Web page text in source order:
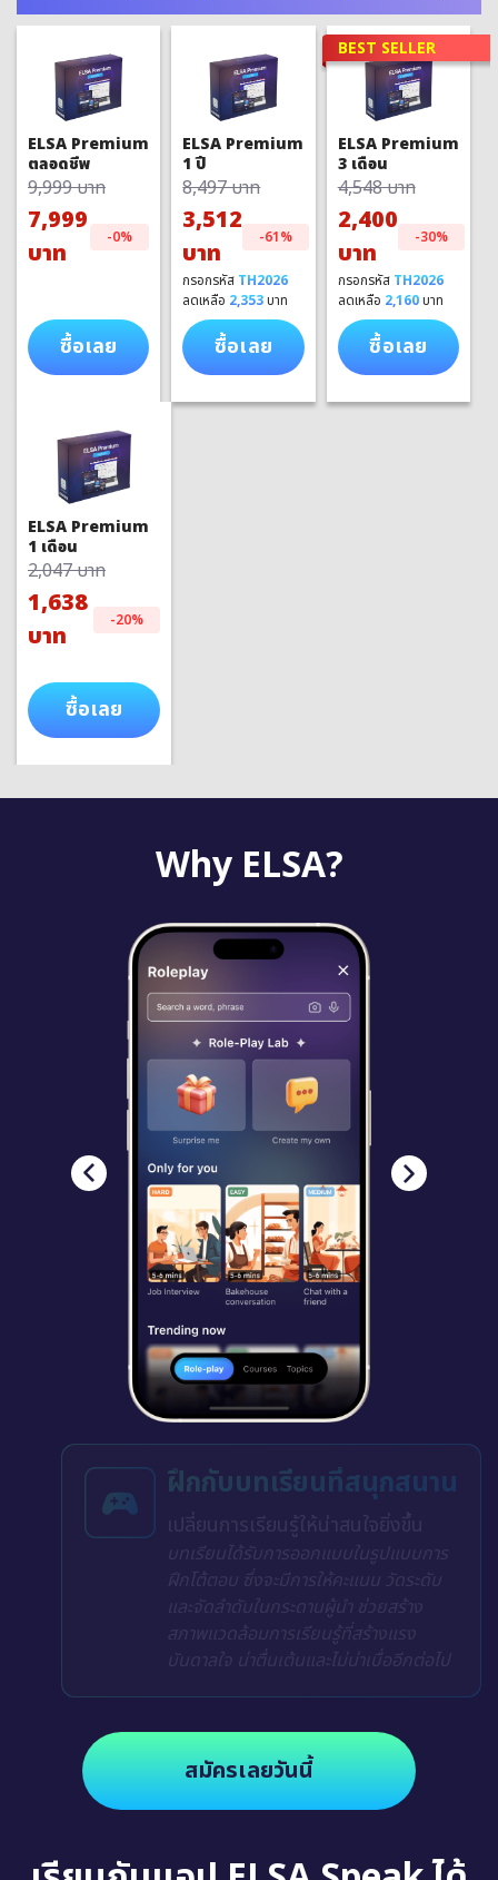
ELSA Premium
ตลอดชีพ
9,999 บาท
7,999
บาท
-0%
ซื้อเลย
ELSA Premium
1 ปี
8,497 บาท
3,512
บาท
-61%
กรอกรหัส TH2026
ลดเหลือ 2,353บาท
ซื้อเลย
BEST SELLER
ELSA Premium
3 เดือน
4,548 บาท
2,400
บาท
-30%
กรอกรหัส TH2026
ลดเหลือ 2,160บาท
ซื้อเลย
ELSA Premium
1 เดือน
2,047 บาท
1,638
บาท
-20%
ซื้อเลย
Why ELSA?
ฝึกกับบทเรียนที่สนุกสนาน
เปลี่ยนการเรียนรู้ให้น่าสนใจยิ่งขึ้น
บทเรียนได้รับการออกแบบในรูปแบบการ
ฝึกโต้ตอบ ซึ่งจะมีการให้คะแนน วัดระดับ
และจัดลำดับในกระดานผู้นำ ช่วยสร้าง
สภาพแวดล้อมการเรียนรู้ที่สร้างแรง
บันดาลใจ น่าตื่นเต้นและไม่น่าเบื่ออีกต่อไป
สมัครเลยวันนี้